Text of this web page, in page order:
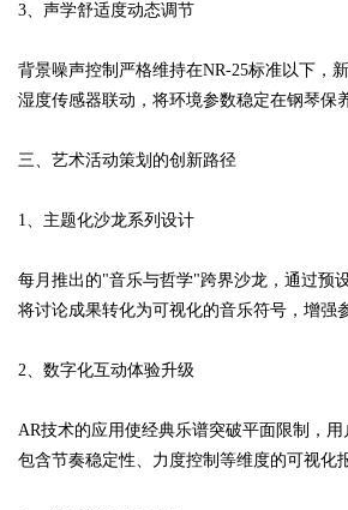
3、声学舒适度动态调节
背景噪声控制严格维持在NR-25标准以下，
湿度传感器联动，将环境参数稳定在钢琴保
三、艺术活动策划的创新路径
1、主题化沙龙系列设计
每月推出的"音乐与哲学"跨界沙龙，通过预
将讨论成果转化为可视化的音乐符号，增强
2、数字化互动体验升级
AR技术的应用使经典乐谱突破平面限制，
包含节奏稳定性、力度控制等维度的可视化